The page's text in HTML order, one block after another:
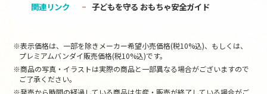
関連リンク 子どもを守る おもちゃ安全ガイド
※表示価格は、一部を除きメーカー希望小売価格(税10%込)、もしくは、
プレミアムバンダイ販売価格(税10%込)です。
※商品の写真・イラストは実際の商品と一部異なる場合がございますので
ご了承ください。